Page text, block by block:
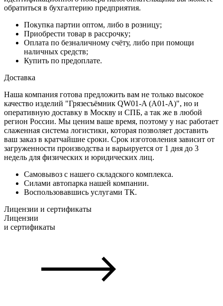
обратиться в бухгалтерию предприятия.
Покупка партии оптом, либо в розницу;
Приобрести товар в рассрочку;
Оплата по безналичному счёту, либо при помощи
наличных средств;
Купить по предоплате.
Доставка
Наша компания готова предложить вам не только высокое
качество изделий "Грязесъёмник QW01-A (A01-A)", но и
оперативную доставку в Москву и СПБ, а так же в любой
регион России. Мы ценим ваше время, поэтому у нас работает
слаженная система логистики, которая позволяет доставить
ваш заказ в кратчайшие сроки. Срок изготовления зависит от
загруженности производства и варьируется от 1 дня до 3
недель для физических и юридических лиц.
Самовывоз с нашего складского комплекса.
Силами автопарка нашей компании.
Воспользовавшись услугами ТК.
Лицензии и сертификаты
Лицензии
и сертификаты